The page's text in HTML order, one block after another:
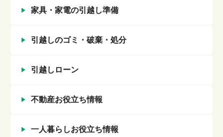
家具・家電の引越し準備
引越しのゴミ・破棄・処分
引越しローン
不動産お役立ち情報
一人暮らしお役立ち情報